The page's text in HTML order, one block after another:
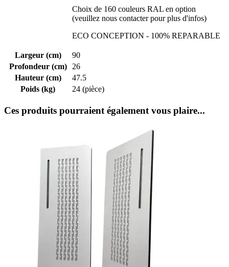
Choix de 160 couleurs RAL en option
(veuillez nous contacter pour plus d'infos)
ECO CONCEPTION - 100% REPARABLE
Largeur (cm)
90
Profondeur (cm)
26
Hauteur (cm)
47.5
Poids (kg)
24 (pièce)
Ces produits pourraient également vous plaire...